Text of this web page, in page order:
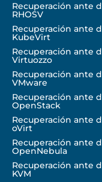
Recuperación ante
RHOSV
Recuperación ante
KubeVirt
Recuperación ante
Virtuozzo
Recuperación ante
VMware
Recuperación ante
OpenStack
Recuperación ante
oVirt
Recuperación ante
OpenNebula
Recuperación ante
KVM